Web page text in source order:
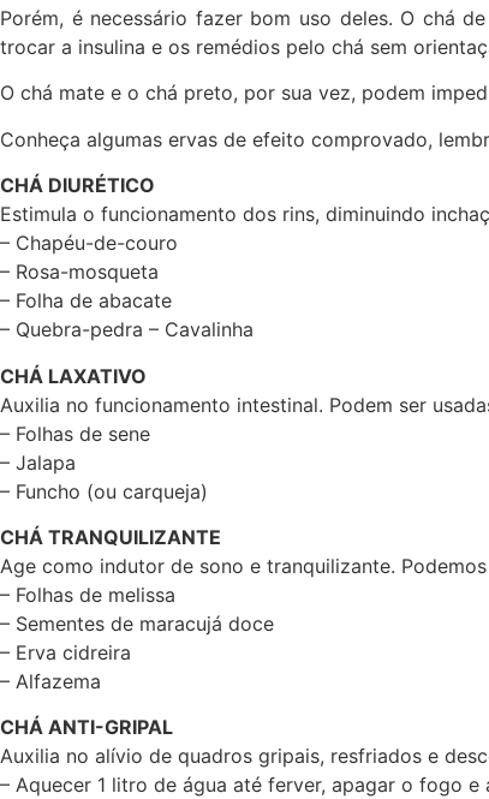
Porém, é necessário fazer bom uso deles. O chá
trocar a insulina e os remédios pelo chá sem
O chá mate e o chá preto, por sua vez, podem
Conheça algumas ervas de efeito comprovado,
CHÁ DIURÉTICO
Estimula o funcionamento dos rins, diminuindo
– Chapéu-de-couro
– Rosa-mosqueta
– Folha de abacate
– Quebra-pedra – Cavalinha
CHÁ LAXATIVO
Auxilia no funcionamento intestinal. Podem ser
– Folhas de sene
– Jalapa
– Funcho (ou carqueja)
CHÁ TRANQUILIZANTE
Age como indutor de sono e tranquilizante. Podemos
– Folhas de melissa
– Sementes de maracujá doce
– Erva cidreira
– Alfazema
CHÁ ANTI-GRIPAL
Auxilia no alívio de quadros gripais, resfriados e
– Aquecer 1 litro de água até ferver, apagar o fogo